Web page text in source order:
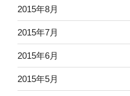
2015年8月
2015年7月
2015年6月
2015年5月